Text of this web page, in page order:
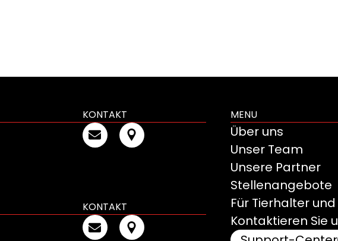
KONTAKT
KONTAKT
MENU
Über uns
Unser Team
Unsere Partner
Stellenangebote
Für Tierhalter
Kontaktieren Sie